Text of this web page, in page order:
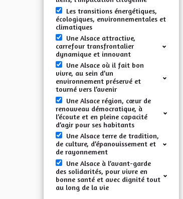
Les transitions énergétiques,
écologiques, environnementales et
climatiques
Une Alsace attractive,
carrefour transfrontalier
dynamique et innovant
Une Alsace où il fait bon
vivre, au sein d’un
environnement préservé et
tourné vers l’avenir
Une Alsace région, cœur de
renouveau démocratique, à
l’écoute et en pleine capacité
d’agir pour ses habitants
Une Alsace terre de tradition,
de culture, d’épanouissement et
de rayonnement
Une Alsace à l’avant-garde
des solidarités, pour vivre en
bonne santé et avec dignité tout
au long de la vie